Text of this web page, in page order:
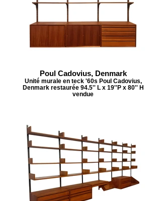
Poul Cadovius, Denmark
Unité murale en teck '60s Poul Cadovius,
Denmark restaurée 94.5'' L x 19''P x 80'' H
vendue